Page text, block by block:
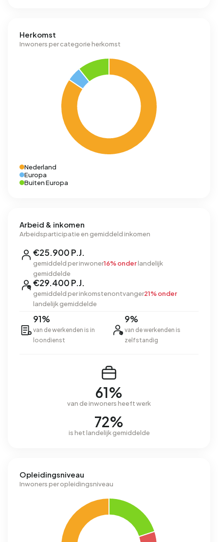
Herkomst
Inwoners per categorie herkomst
Nederland
Europa
Buiten Europa
Arbeid & inkomen
Arbeidsparticipatie en gemiddeld inkomen
€25.900 P.J.
gemiddeld per inwoner16% onderlandelijk
gemiddelde
€29.400 P.J.
gemiddeld per inkomstenontvanger21% onder
landelijk gemiddelde
91%
van de werkenden is in
loondienst
9%
van de werkenden is
zelfstandig
61%
van de inwoners heeft werk
72%
is het landelijk gemiddelde
Opleidingsniveau
Inwoners per opleidingsniveau